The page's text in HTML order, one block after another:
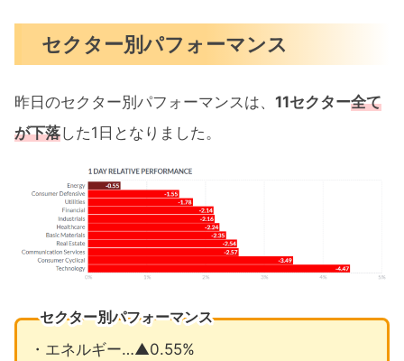
セクター別パフォーマンス
昨日のセクター別パフォーマンスは、 11セクター全て
が下落した1日となりました。
セクター別パフォーマンス
・エネルギー…▲0.55%